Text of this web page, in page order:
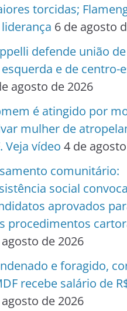
torcidas;
6 de agosto
defende união
e de centro-
agosto de 2026
é atingido por
mulher de
Veja vídeo 4 de
comunitário:
social convoca
aprovados
procedimentos
de 2026
e foragido,
recebe salário de
de 2026